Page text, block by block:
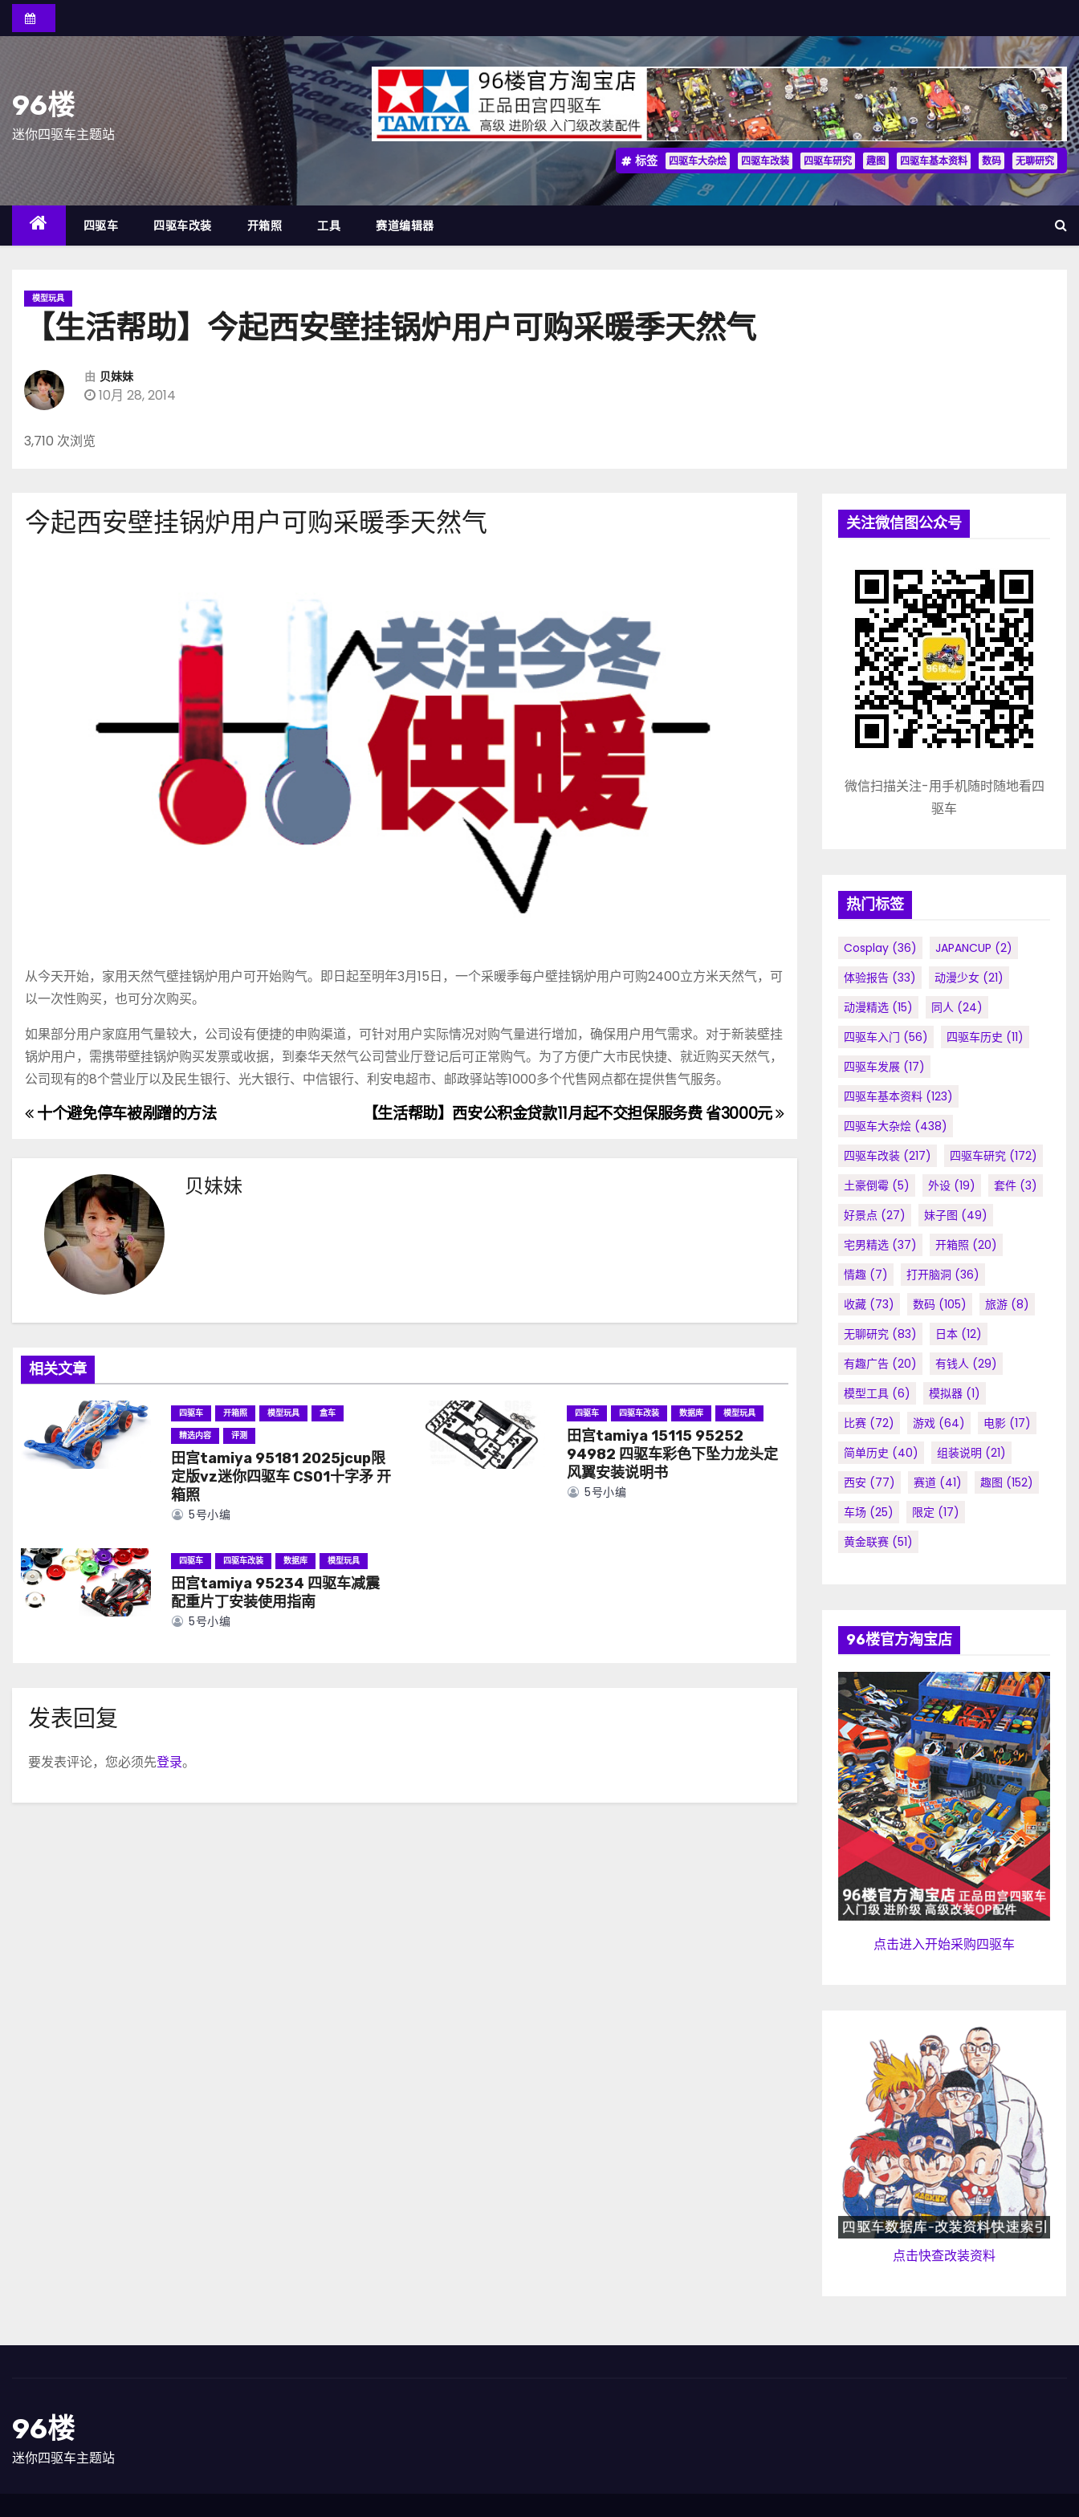
至
96楼
迷你四驱车主题站
标签 四驱车大杂烩 四驱车改装 四驱车研究 趣图 四驱车基本资料 数码 无聊研究
四驱车 四驱车改装 开箱照 工具 赛道编辑器
模型玩具
【生活帮助】今起西安壁挂锅炉用户可购采暖季天然气
由 贝妹妹
10月 28, 2014
3,710 次浏览
今起西安壁挂锅炉用户可购采暖季天然气
从今天开始，家用天然气壁挂锅炉用户可开始购气。即日起至明年3月15日，一个采暖季每户壁挂锅炉用户可购2400立方米天然气，可
以一次性购买，也可分次购买。
如果部分用户家庭用气量较大，公司设有便捷的申购渠道，可针对用户实际情况对购气量进行增加，确保用户用气需求。对于新装壁挂
锅炉用户，需携带壁挂锅炉购买发票或收据，到秦华天然气公司营业厅登记后可正常购气。为了方便广大市民快捷、就近购买天然气，
公司现有的8个营业厅以及民生银行、光大银行、中信银行、利安电超市、邮政驿站等1000多个代售网点都在提供售气服务。
文
航
【生活帮助】西安公积金贷款11月起不交担保服务费 省3000元
十个避免停车被剐蹭的方法
贝妹妹
相关文章
四驱车 开箱照 模型玩具
盒车
精选内容
评测
田宫tamiya 95181 2025jcup限
定版vz迷你四驱车 CS01十字矛 开
箱照
5号小编
四驱车 四驱车改装 数据库 模型玩具
田宫tamiya 15115 95252
94982 四驱车彩色下坠力龙头定
风翼安装说明书
5号小编
四驱车 四驱车改装 数据库 模型玩具
田宫tamiya 95234 四驱车减震
配重片丁安装使用指南
5号小编
发表回复
要发表评论，您必须先登录。
关注微信图公众号
微信扫描关注-用手机随时随地看四
驱车
热门标签
Cosplay (36) JAPANCUP (2)
体验报告 (33) 动漫少女 (21)
动漫精选 (15) 同人 (24)
四驱车入门 (56) 四驱车历史 (11)
四驱车发展 (17)
四驱车基本资料 (123)
四驱车大杂烩 (438)
四驱车改装 (217) 四驱车研究 (172)
土豪倒霉 (5) 外设 (19) 套件 (3)
好景点 (27) 妹子图 (49)
宅男精选 (37) 开箱照 (20)
情趣 (7) 打开脑洞 (36)
收藏 (73) 数码 (105) 旅游 (8)
无聊研究 (83) 日本 (12)
有趣广告 (20) 有钱人 (29)
模型工具 (6) 模拟器 (1)
比赛 (72) 游戏 (64) 电影 (17)
简单历史 (40) 组装说明 (21)
西安 (77) 赛道 (41) 趣图 (152)
车场 (25) 限定 (17)
黄金联赛 (51)
96楼官方淘宝店
点击进入开始采购四驱车
点击快查改装资料
96楼
迷你四驱车主题站